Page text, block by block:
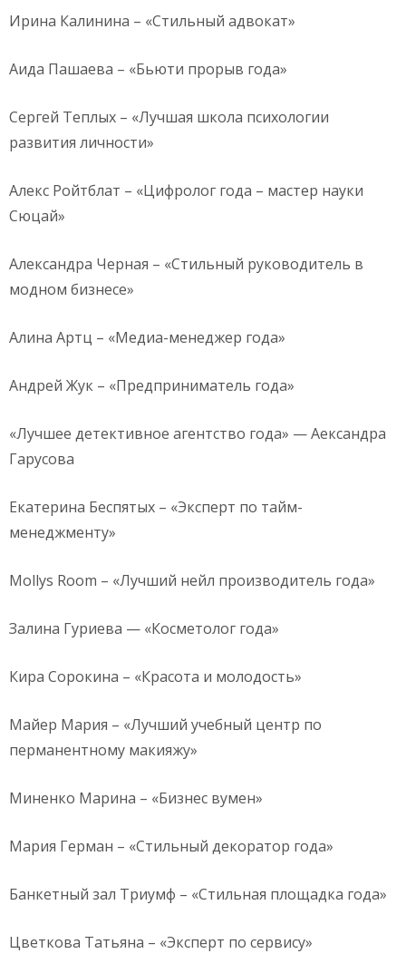
Ирина Калинина – «Стильный адвокат»
Аида Пашаева – «Бьюти прорыв года»
Сергей Теплых – «Лучшая школа психологии
развития личности»
Алекс Ройтблат – «Цифролог года – мастер науки
Сюцай»
Александра Черная – «Стильный руководитель в
модном бизнесе»
Алина Артц – «Медиа-менеджер года»
Андрей Жук – «Предприниматель года»
«Лучшее детективное агентство года» — Аександра
Гарусова
Екатерина Беспятых – «Эксперт по тайм-
менеджменту»
Mollys Room – «Лучший нейл производитель года»
Залина Гуриева — «Косметолог года»
Кира Сорокина – «Красота и молодость»
Майер Мария – «Лучший учебный центр по
перманентному макияжу»
Миненко Марина – «Бизнес вумен»
Мария Герман – «Стильный декоратор года»
Банкетный зал Триумф – «Стильная площадка года»
Цветкова Татьяна – «Эксперт по сервису»